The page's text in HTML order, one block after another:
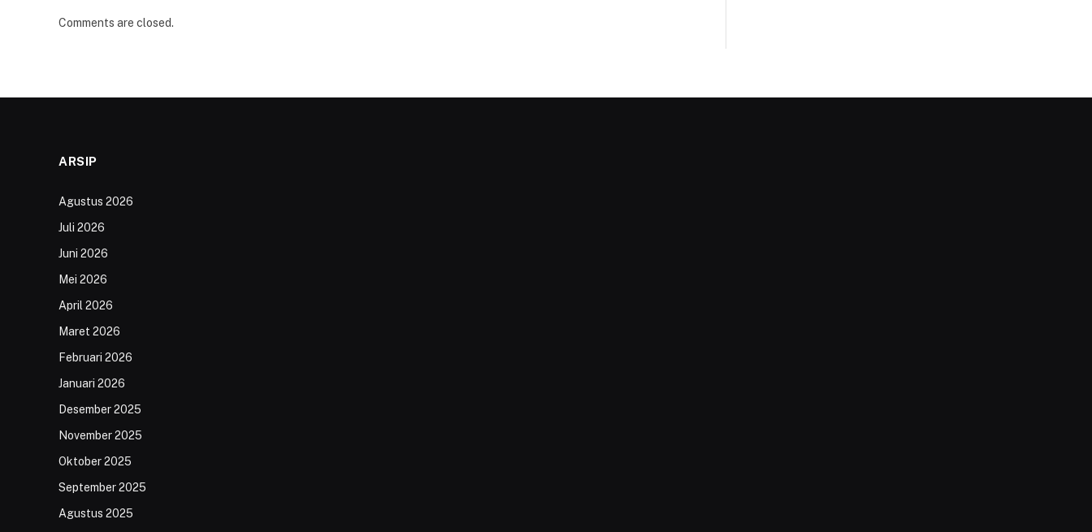
Comments are closed.
ARSIP
Agustus 2026
Juli 2026
Juni 2026
Mei 2026
April 2026
Maret 2026
Februari 2026
Januari 2026
Desember 2025
November 2025
Oktober 2025
September 2025
Agustus 2025